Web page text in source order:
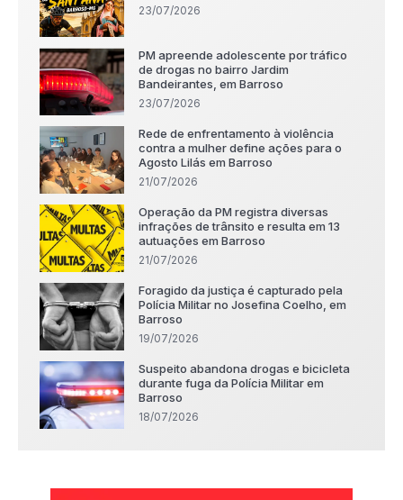
23/07/2026
PM apreende adolescente por tráfico
de drogas no bairro Jardim
Bandeirantes, em Barroso
23/07/2026
Rede de enfrentamento à violência
contra a mulher define ações para o
Agosto Lilás em Barroso
21/07/2026
Operação da PM registra diversas
infrações de trânsito e resulta em 13
autuações em Barroso
21/07/2026
Foragido da justiça é capturado pela
Polícia Militar no Josefina Coelho, em
Barroso
19/07/2026
Suspeito abandona drogas e bicicleta
durante fuga da Polícia Militar em
Barroso
18/07/2026